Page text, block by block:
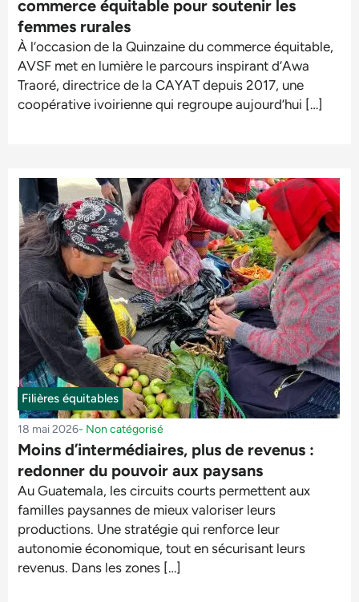
commerce équitable pour soutenir les
femmes rurales
À l’occasion de la Quinzaine du commerce équitable,
AVSF met en lumière le parcours inspirant d’Awa
Traoré, directrice de la CAYAT depuis 2017, une
coopérative ivoirienne qui regroupe aujourd’hui […]
Filières équitables
18 mai 2026- Non catégorisé
Moins d’intermédiaires, plus de revenus :
redonner du pouvoir aux paysans
Au Guatemala, les circuits courts permettent aux
familles paysannes de mieux valoriser leurs
productions. Une stratégie qui renforce leur
autonomie économique, tout en sécurisant leurs
revenus. Dans les zones […]